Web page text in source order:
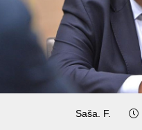
Saša. F.